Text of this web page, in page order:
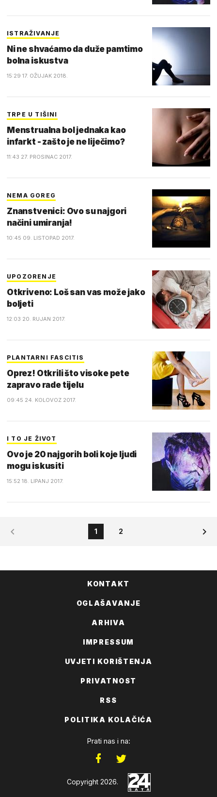
ISTRAŽIVANJE
Ni ne shvaćamo da duže pamtimo
bolna iskustva
15:29 17. OŽUJAK 2018.
TRPE U TIŠINI
Menstrualna bol jednaka kao
infarkt - zašto je ne liječimo?
11:43 27. PROSINAC 2017.
NEMA GOREG
Znanstvenici: Ovo su najgori
načini umiranja!
10:45 09. LISTOPAD 2017.
UPOZORENJE
Otkriveno: Loš san vas može jako
boljeti
12:03 20. RUJAN 2017.
PLANTARNI FASCITIS
Oprez! Otkrili što visoke pete
zapravo rade tijelu
09:45 24. KOLOVOZ 2017.
I TO JE ŽIVOT
Ovo je 20 najgorih boli koje ljudi
mogu iskusiti
15:52 18. LIPANJ 2017.
1 2
KONTAKT
OGLAŠAVANJE
ARHIVA
IMPRESSUM
UVJETI KORIŠTENJA
PRIVATNOST
RSS
POLITIKA KOLAČIĆA
Prati nas i na:
Copyright 2026.